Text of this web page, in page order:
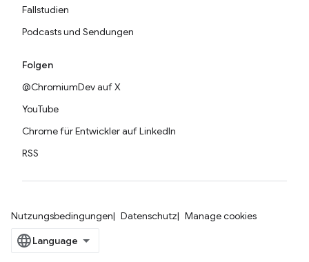
Fallstudien
Podcasts und Sendungen
Folgen
@ChromiumDev auf X
YouTube
Chrome für Entwickler auf LinkedIn
RSS
Nutzungsbedingungen Datenschutz Manage cookies